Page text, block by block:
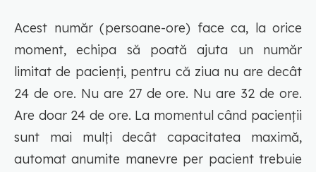
Acest număr (persoane-ore) face ca, la orice
moment, echipa să poată ajuta un număr
limitat de pacienți, pentru că ziua nu are decât
24 de ore. Nu are 27 de ore. Nu are 32 de ore.
Are doar 24 de ore. La momentul când pacienții
sunt mai mulți decât capacitatea maximă,
automat anumite manevre per pacient trebuie